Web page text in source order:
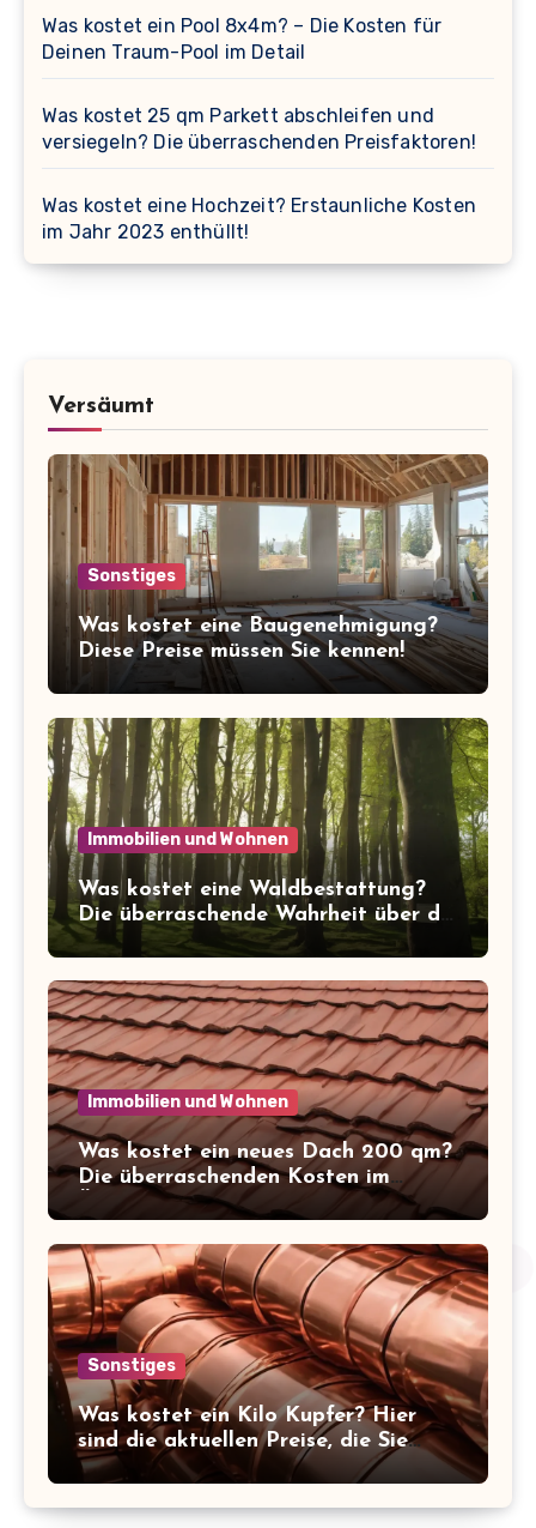
Was kostet ein Pool 8x4m? – Die Kosten für
Deinen Traum-Pool im Detail
Was kostet 25 qm Parkett abschleifen und
versiegeln? Die überraschenden Preisfaktoren!
Was kostet eine Hochzeit? Erstaunliche Kosten
im Jahr 2023 enthüllt!
Versäumt
Sonstiges
Was kostet eine Baugenehmigung?
Diese Preise müssen Sie kennen!
Immobilien und Wohnen
Was kostet eine Waldbestattung?
Die überraschende Wahrheit über die
Kosten der letzten Ruhe
Immobilien und Wohnen
Was kostet ein neues Dach 200 qm?
Die überraschenden Kosten im
Überblick!
Sonstiges
Was kostet ein Kilo Kupfer? Hier
sind die aktuellen Preise, die Sie
kennen sollten!